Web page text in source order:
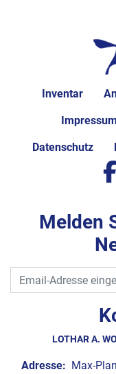
Inventar
Impressum
Datenschutz
LOTHAR A.
Adresse: Max-
Melden